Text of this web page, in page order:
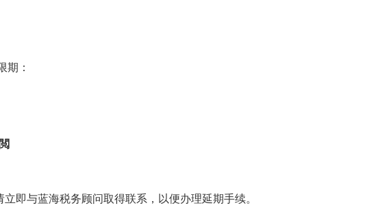
期：
立即与蓝海税务顾问取得联系，以便办理延期手续。